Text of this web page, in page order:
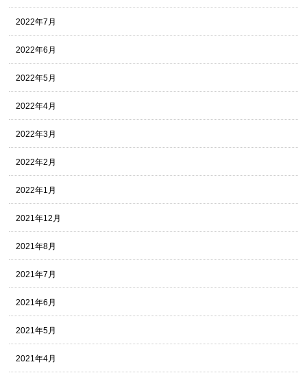
2022年7月
2022年6月
2022年5月
2022年4月
2022年3月
2022年2月
2022年1月
2021年12月
2021年8月
2021年7月
2021年6月
2021年5月
2021年4月